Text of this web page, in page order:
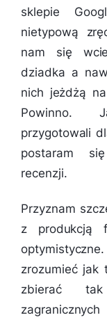
sklepie
nietypową
nam się
dziadka a
nich jeżdżą
Powinno.
przygotowali
postaram
recenzji.
Przyznam
z produkcją
zrozumieć jak
zbierać